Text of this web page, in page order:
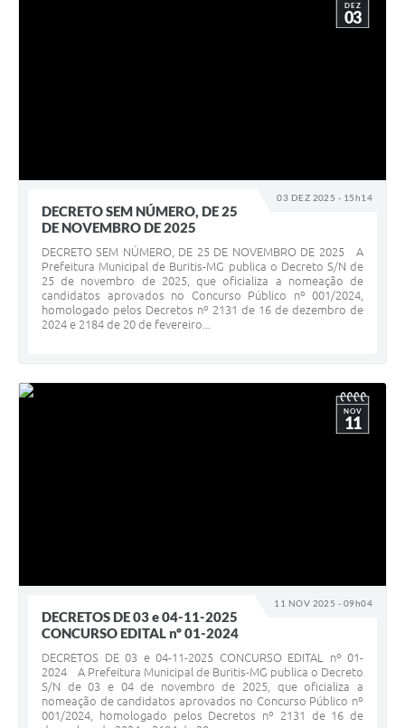
03 DEZ 2025 - 15h14
DEZ
03
DECRETO SEM NÚMERO, DE 25
DE NOVEMBRO DE 2025
DECRETO SEM NÚMERO, DE 25 DE NOVEMBRO DE 2025 A
Prefeitura Municipal de Buritis-MG publica o Decreto S/N de
25 de novembro de 2025, que oficializa a nomeação de
candidatos aprovados no Concurso Público nº 001/2024,
homologado pelos Decretos nº 2131 de 16 de dezembro de
2024 e 2184 de 20 de fevereiro...
11 NOV 2025 - 09h04
NOV
11
DECRETOS DE 03 e 04-11-2025
CONCURSO EDITAL nº 01-2024
DECRETOS DE 03 e 04-11-2025 CONCURSO EDITAL nº 01-
2024 A Prefeitura Municipal de Buritis-MG publica o Decreto
S/N de 03 e 04 de novembro de 2025, que oficializa a
nomeação de candidatos aprovados no Concurso Público nº
001/2024, homologado pelos Decretos nº 2131 de 16 de